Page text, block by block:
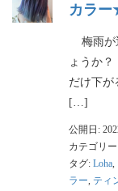
カラ
梅雨が
ょうか
だけ下
[…]
公開日:
カテゴリ
タグ: Loha,
ラー, ティ